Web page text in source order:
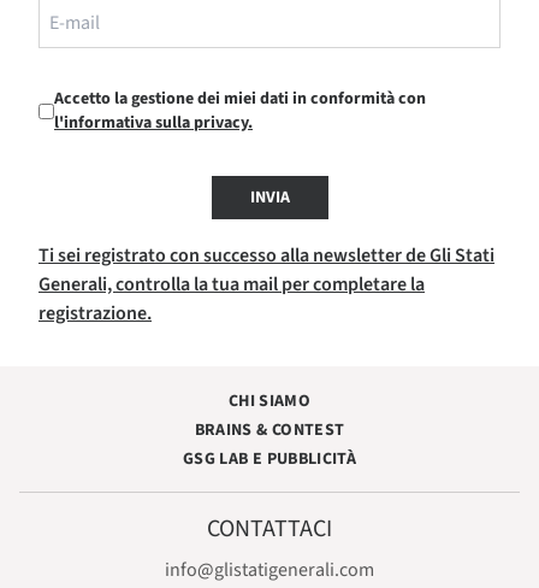
Accetto la gestione dei miei dati in conformità con
l'informativa sulla privacy.
INVIA
Ti sei registrato con successo alla newsletter de Gli Stati
Generali, controlla la tua mail per completare la
registrazione.
CHI SIAMO
BRAINS & CONTEST
GSG LAB E PUBBLICITÀ
CONTATTACI
info@glistatigenerali.com